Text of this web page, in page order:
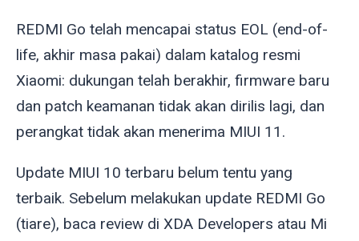
REDMI Go telah mencapai status EOL (end-of-
life, akhir masa pakai) dalam katalog resmi
Xiaomi: dukungan telah berakhir, firmware baru
dan patch keamanan tidak akan dirilis lagi, dan
perangkat tidak akan menerima MIUI 11.
Update MIUI 10 terbaru belum tentu yang
terbaik. Sebelum melakukan update REDMI Go
(tiare), baca review di XDA Developers atau Mi